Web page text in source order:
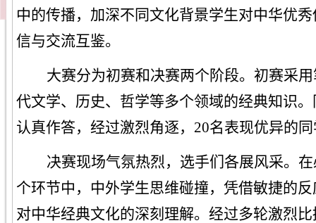
中的传播，加深不同文化背景学生对中华优
信与交流互鉴。
大赛分为初赛和决赛两个阶段。初赛采
代文学、历史、哲学等多个领域的经典知识
认真作答，经过激烈角逐， 20名表现优异的
决赛现场气氛热烈，选手们各展风采。
个环节中，中外学生思维碰撞，凭借敏捷的
对中华经典文化的深刻理解。经过多轮激烈